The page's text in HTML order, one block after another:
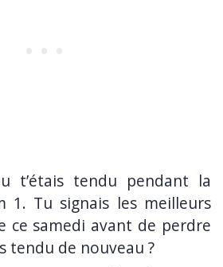
t’étais tendu pendant la
1. Tu signais les meilleurs
ce samedi avant de perdre
tendu de nouveau ?